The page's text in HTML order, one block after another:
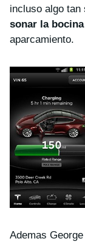
incluso algo
sonar la bocina
aparcamiento.
Ademas